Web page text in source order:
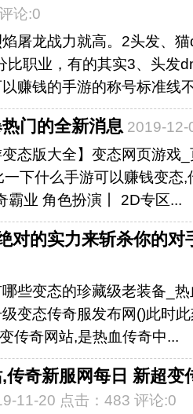
论:0
屠龙战力就高。2头发、
比职业，有的其实3、头发
赚钱的手游的称号标准线
门的全新消息 2019-12-
变态版大全】变态网页游戏
下什么手游可以赚钱变态
霸业 角色扮演丨 2D专区...
对的实力来斩杀你的对
哪些变态的珍藏级老装备_
变态传奇服发布网()此时
传奇网站,是热血传奇中...
传奇新服网每日 新超变
11-20 点击：483 评论:0